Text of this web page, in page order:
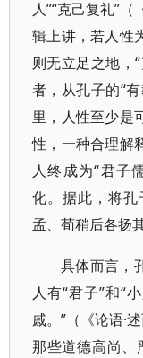
人”“克己复礼”
辑上讲，若人性
则无立足之地，
者，从孔子的“
里，人性至少是
性，一种合理解
人终成为“君子
化。据此，将
孟、荀稍后各扬
具体而言，
人有“君子”和“
戚。”（《论语·
那些道德高尚、